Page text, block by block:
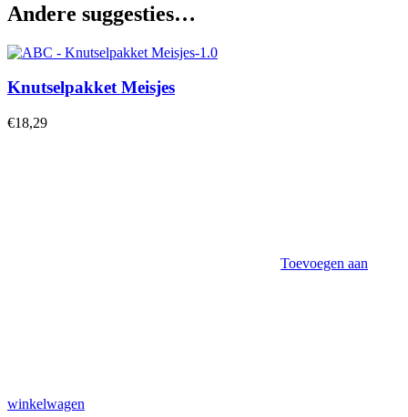
Andere suggesties…
Knutselpakket Meisjes
€18,29
Toevoegen aan
winkelwagen